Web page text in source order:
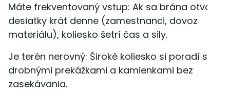
Máte frekventovaný vstup: Ak sa brána otvára
desiatky krát denne (zamestnanci, dovoz
materiálu), koliesko šetrí čas a sily.
Je terén nerovný: Široké koliesko si poradí s
drobnými prekážkami a kamienkami bez
zasekávania.